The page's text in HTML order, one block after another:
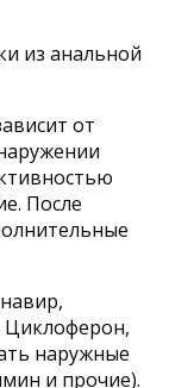
из анальной
от
После
наружные
и прочие).